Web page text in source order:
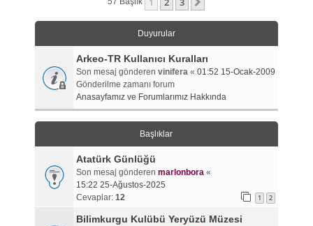
Duyurular
Arkeo-TR Kullanıcı Kuralları
Son mesaj gönderen vinifera« 01:52 15-Ocak-2009
Gönderilme zamanı forum
Anasayfamız ve Forumlarımız Hakkında
Başlıklar
Atatürk Günlüğü
Son mesaj gönderen marlonbora«
15:22 25-Ağustos-2025
Cevaplar: 12 1 2
Bilimkurgu Kulübü Yeryüzü Müzesi